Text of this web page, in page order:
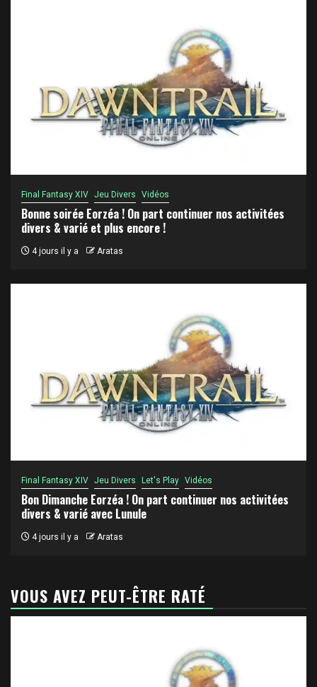
Final Fantasy XIV Jeu Divers Vidéos
Bonne soirée Eorzéa ! On part continuer nos activitées
divers & varié et plus encore !
4 jours il y a Aratas
Final Fantasy XIV Jeu Divers Let's Play Vidéos
Bon Dimanche Eorzéa ! On part continuer nos activitées
divers & varié avec Lunule
4 jours il y a Aratas
VOUS AVEZ PEUT-ÊTRE RATÉ